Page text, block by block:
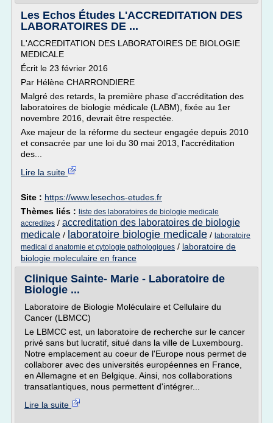
Les Echos Études L'ACCREDITATION DES
LABORATOIRES DE ...
L'ACCREDITATION DES LABORATOIRES DE BIOLOGIE
MEDICALE
Écrit le 23 février 2016
Par Hélène CHARRONDIERE
Malgré des retards, la première phase d'accréditation des
laboratoires de biologie médicale (LABM), fixée au 1er
novembre 2016, devrait être respectée.
Axe majeur de la réforme du secteur engagée depuis 2010
et consacrée par une loi du 30 mai 2013, l'accréditation
des...
Lire la suite
Site : https://www.lesechos-etudes.fr
Thèmes liés : liste des laboratoires de biologie medicale
accredites / accreditation des laboratoires de biologie
medicale / laboratoire biologie medicale / laboratoire
medical d anatomie et cytologie pathologiques / laboratoire de
biologie moleculaire en france
Clinique Sainte- Marie - Laboratoire de
Biologie ...
Laboratoire de Biologie Moléculaire et Cellulaire du
Cancer (LBMCC)
Le LBMCC est, un laboratoire de recherche sur le cancer
privé sans but lucratif, situé dans la ville de Luxembourg.
Notre emplacement au coeur de l'Europe nous permet de
collaborer avec des universités européennes en France,
en Allemagne et en Belgique. Ainsi, nos collaborations
transatlantiques, nous permettent d'intégrer...
Lire la suite